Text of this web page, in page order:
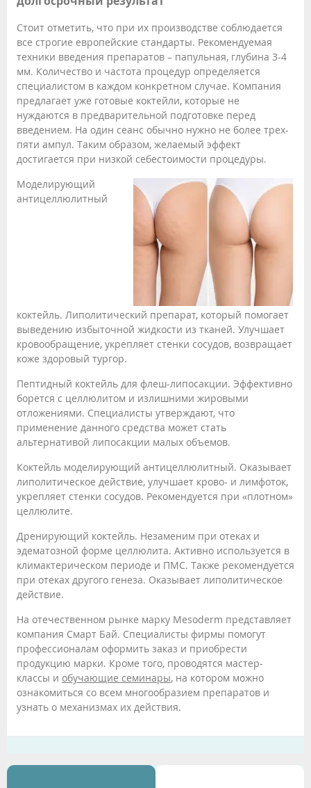
Стоит отметить, что при их производстве соблюдается
все строгие европейские стандарты. Рекомендуемая
техники введения препаратов – папульная, глубина 3-4
мм. Количество и частота процедур определяется
специалистом в каждом конкретном случае. Компания
предлагает уже готовые коктейли, которые не
нуждаются в предварительной подготовке перед
введением. На один сеанс обычно нужно не более трех-
пяти ампул. Таким образом, желаемый эффект
достигается при низкой себестоимости процедуры.
Моделирующий
антицеллюлитный
коктейль. Липолитический препарат, который помогает
выведению избыточной жидкости из тканей. Улучшает
кровообращение, укрепляет стенки сосудов, возвращает
коже здоровый тургор.
Пептидный коктейль для флеш-липосакции. Эффективно
борется с целлюлитом и излишними жировыми
отложениями. Специалисты утверждают, что
применение данного средства может стать
альтернативой липосакции малых объемов.
Коктейль моделирующий антицеллюлитный. Оказывает
липолитическое действие, улучшает крово- и лимфоток,
укрепляет стенки сосудов. Рекомендуется при «плотном»
целлюлите.
Дренирующий коктейль. Незаменим при отеках и
эдематозной форме целлюлита. Активно используется в
климактерическом периоде и ПМС. Также рекомендуется
при отеках другого генеза. Оказывает липолитическое
действие.
На отечественном рынке марку Mesoderm представляет
компания Смарт Бай. Специалисты фирмы помогут
профессионалам оформить заказ и приобрести
продукцию марки. Кроме того, проводятся мастер-
классы и обучающие семинары, на котором можно
ознакомиться со всем многообразием препаратов и
узнать о механизмах их действия.